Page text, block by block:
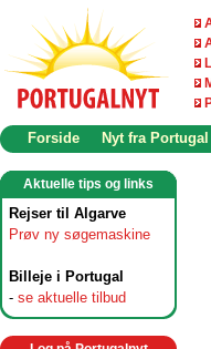
Forside Nyt fra Portugal
Aktuelle tips og links
Rejser til Algarve
Prøv ny søgemaskine
Billeje i Portugal
- se aktuelle tilbud